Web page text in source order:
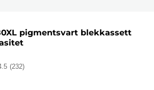
pigmentsvart blekkassett
(232)